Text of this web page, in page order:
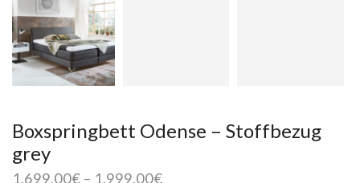
Boxspringbett Odense – Stoffbezug
grey
1.699,00€ – 1.999,00€